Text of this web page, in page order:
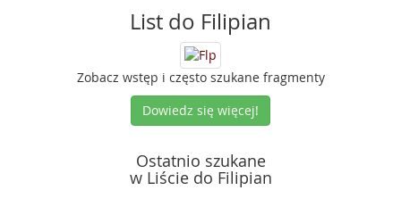
List do Filipian
Zobacz wstęp i często szukane fragmenty
Dowiedz się więcej!
Ostatnio szukane
w Liście do Filipian